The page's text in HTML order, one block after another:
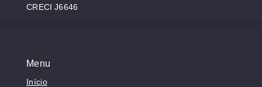
Menu
Início
CRECI J6646